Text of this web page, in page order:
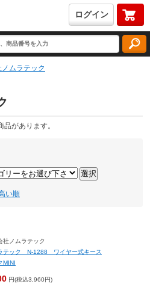
ログイン
ムラテック
があります。
い順
社ノムラテック
テック N-1288 ワイヤー式キース
MINI
円(税込3,960円)